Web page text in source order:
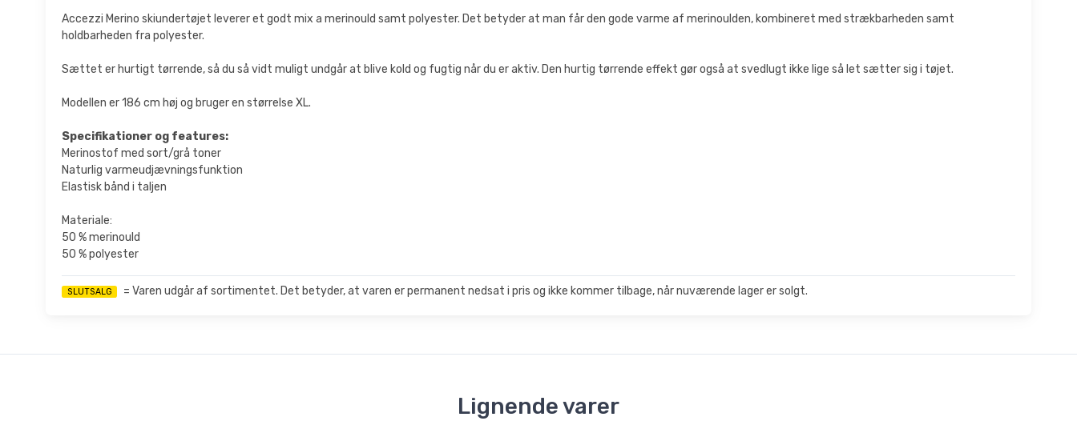
Accezzi Merino skiundertøjet leverer et godt mix a merinould samt polyester. Det betyder at man får den gode varme af merinoulden, kombineret med strækbarheden samt
holdbarheden fra polyester.
Sættet er hurtigt tørrende, så du så vidt muligt undgår at blive kold og fugtig når du er aktiv. Den hurtig tørrende effekt gør også at svedlugt ikke lige så let sætter sig i tøjet.
Modellen er 186 cm høj og bruger en størrelse XL.
Specifikationer og features:
Merinostof med sort/grå toner
Naturlig varmeudjævningsfunktion
Elastisk bånd i taljen
Materiale:
50 % merinould
50 % polyester
SLUTSALG = Varen udgår af sortimentet. Det betyder, at varen er permanent nedsat i pris og ikke kommer tilbage, når nuværende lager er solgt.
Lignende varer